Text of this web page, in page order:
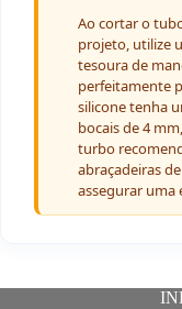
Ao cortar o
projeto, utilize
tesoura de
perfeitamente
silicone tenha
bocais de 4
turbo
abraçadeiras
assegurar uma